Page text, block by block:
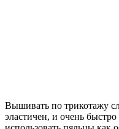
Вышивать по трикотажу
эластичен, и очень